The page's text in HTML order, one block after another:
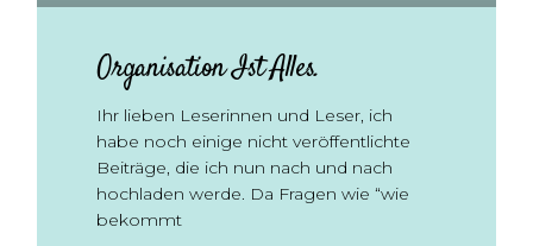
Organisation Ist Alles.
Ihr lieben Leserinnen und Leser, ich
habe noch einige nicht veröffentlichte
Beiträge, die ich nun nach und nach
hochladen werde. Da Fragen wie “wie
bekommt